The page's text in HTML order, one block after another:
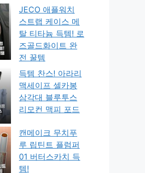
JECO 애플워치
스트랩 케이스 메
탈 티타늄 득템! 로
즈골드화이트 완
전 꿀템
득템 찬스! 아라리
맥세이프 셀카봉
삼각대 블루투스
리모컨 맥피 포드
캔메이크 무치푸
루 립틴트 플럼퍼
01 버터스카치 득
템!